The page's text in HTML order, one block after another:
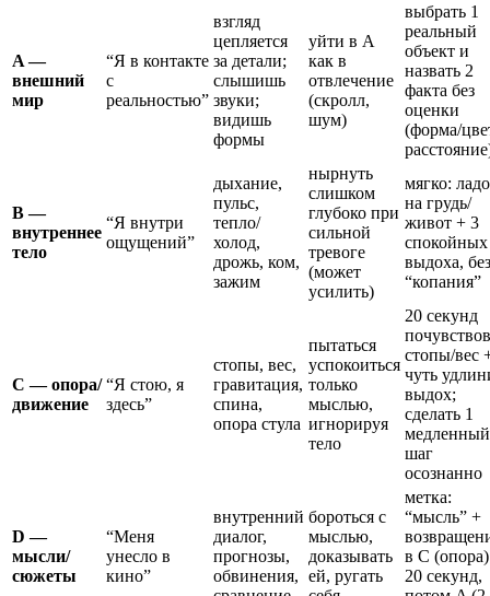
A —
внешний
мир
“Я в контакте
с
реальностью”
взгляд
цепляется
за детали;
слышишь
звуки;
видишь
формы
уйти в A
как в
отвлечение
(скролл,
шум)
выбрать 1
реальный
объект и
назвать 2
факта без
оценки
(форма/
B —
внутреннее
тело
“Я внутри
ощущений”
дыхание,
пульс,
тепло/
холод,
дрожь, ком,
зажим
нырнуть
слишком
глубоко при
сильной
тревоге
(может
усилить)
мягко:
на грудь/
живот + 3
спокойных
выдоха, без
“копания”
C — опора/
движение
“Я стою, я
здесь”
стопы, вес,
гравитация,
спина,
опора стула
пытаться
успокоиться
только
мыслью,
игнорируя
тело
20 секунд
стопы/вес
чуть
выдох;
сделать 1
медленный
шаг
осознанно
D —
мысли/
сюжеты
“Меня
унесло в
кино”
внутренний
диалог,
прогнозы,
обвинения,
бороться с
мыслью,
доказывать
ей, ругать
метка:
“мысль” +
в C
20 секунд,